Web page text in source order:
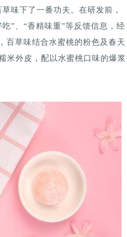
味下了一番功夫。在研发前，
”、“香精味重”等反馈信息，经
百草味结合水蜜桃的粉色及春天
米外皮，配以水蜜桃口味的爆浆